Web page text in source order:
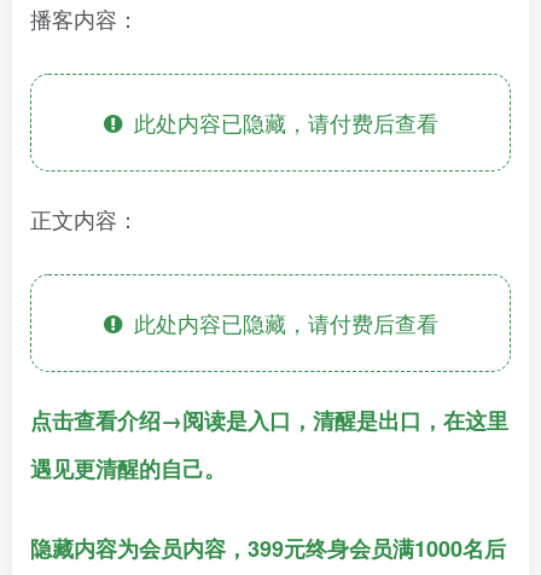
播客内容：
此处内容已隐藏，请付费后查看
正文内容：
此处内容已隐藏，请付费后查看
点击查看介绍→阅读是入口，清醒是出口，在这里
遇见更清醒的自己。
隐藏内容为会员内容，399元终身会员满1000名后